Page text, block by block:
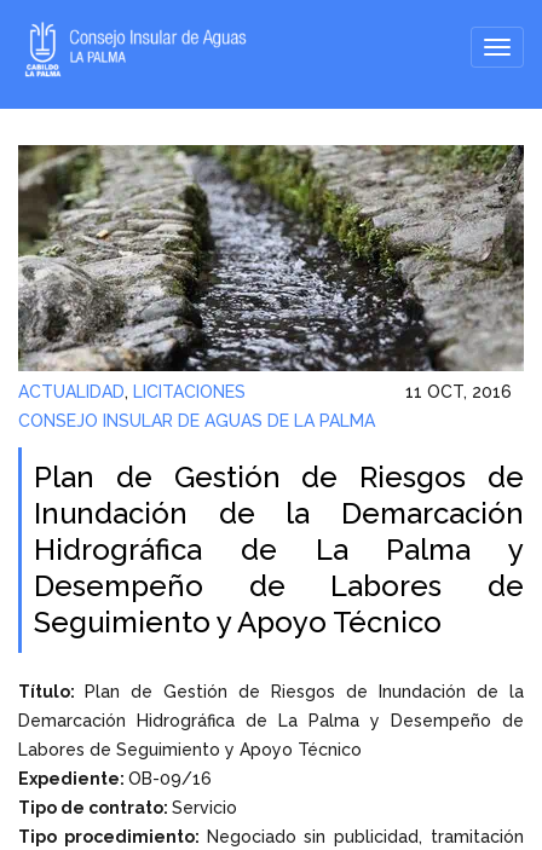
ACTUALIDAD, LICITACIONES
11 OCT, 2016
CONSEJO INSULAR DE AGUAS DE LA PALMA
Plan de Gestión de Riesgos de
Inundación de la Demarcación
Hidrográfica de La Palma y
Desempeño de Labores de
Seguimiento y Apoyo Técnico
Título:
Plan de Gestión de Riesgos de Inundación de la
Demarcación Hidrográfica de La Palma y Desempeño de
Labores de Seguimiento y Apoyo Técnico
Expediente: OB-09/16
Tipo de contrato: Servicio
Tipo procedimiento: Negociado sin publicidad, tramitación